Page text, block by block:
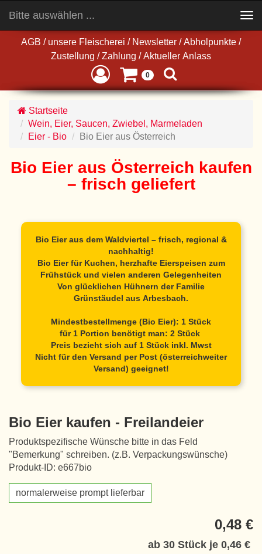
AGB / unsere Fleischerei / Newsletter / Abholpunkte /
Zustellung / Zahlung / Aktueller Anlass
0
Bitte auswählen ...
navigation
Startseite
Wein, Eier, Saucen, Zwiebel, Marmeladen
Eier - Bio
Bio Eier aus Österreich
Bio Eier aus Österreich kaufen
– frisch geliefert
Bio Eier aus dem Waldviertel – frisch, regional &
nachhaltig!
Bio Eier für Kuchen, herzhafte Eierspeisen zum
Frühstück und vielen anderen Gelegenheiten
Von glücklichen Hühnern der Familie
Grünstäudel aus Arbesbach.
Mindestbestellmenge (Bio Eier): 1 Stück
für 1 Portion benötigt man: 2 Stück
Preis bezieht sich auf 1 Stück inkl. Mwst
Nicht für den Versand per Post (österreichweiter
Versand) geeignet!
Bio Eier kaufen - Freilandeier
Produktspezifische Wünsche bitte in das Feld
"Bemerkung" schreiben. (z.B. Verpackungswünsche)
Produkt-ID: e667bio
normalerweise prompt lieferbar
0,48 €
ab 30 Stück je 0,46 €